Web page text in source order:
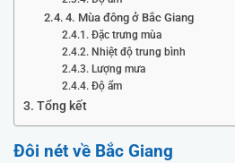
4. Mùa đông ở Bắc Giang
Đặc trưng mùa
Nhiệt độ trung bình
Lượng mưa
Độ ẩm
Tổng kết
Đôi nét về Bắc Giang